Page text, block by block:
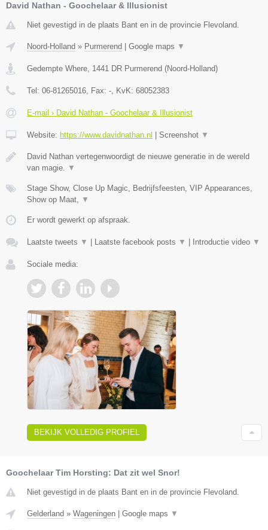
David Nathan - Goochelaar & Illusionist
Niet gevestigd in de plaats Bant en in de provincie Flevoland.
Noord-Holland » Purmerend Google maps ▼
Gedempte Where, 1441 DR Purmerend (Noord-Holland)
Tel: 06-81265016, Fax: -, KvK: 68052383
E-mail › David Nathan - Goochelaar & Illusionist
Website: https://www.davidnathan.nl Screenshot ▼
David Nathan vertegenwoordigt de nieuwe generatie in de wereld
van magie. ▼
Stage Show, Close Up Magic, Bedrijfsfeesten, VIP Appearances,
Show op Maat, ▼
Er wordt gewerkt op afspraak.
Laatste tweets ▼ Laatste facebook posts ▼ Introductie video ▼
Sociale media:
BEKIJK VOLLEDIG PROFIEL
Goochelaar Tim Horsting: Dat zit wel Snor!
Niet gevestigd in de plaats Bant en in de provincie Flevoland.
Gelderland » Wageningen Google maps ▼